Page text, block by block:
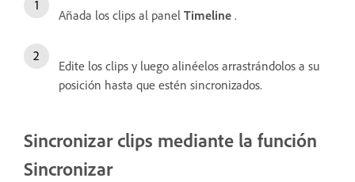
Añada los clips al panel Timeline .
Edite los clips y luego alinéelos arrastrándolos a su
posición hasta que estén sincronizados.
Sincronizar clips mediante la función
Sincronizar